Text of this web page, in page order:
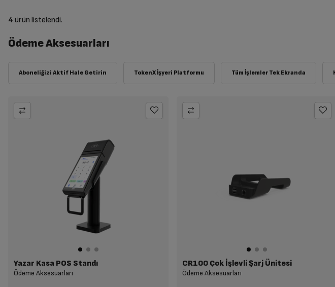
4 ürün listelendi.
Ödeme Aksesuarları
Yazar Kasa POS Standı
Ödeme Aksesuarları
CR100 Çok İşlevli Şarj Ünitesi
Ödeme Aksesuarları